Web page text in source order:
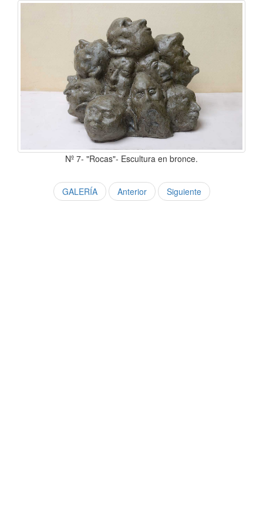
Nº 7- "Rocas"- Escultura en bronce.
GALERÍA Anterior Siguiente